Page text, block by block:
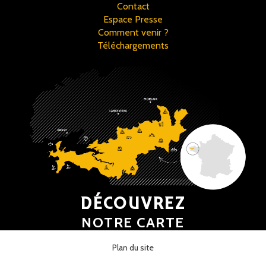
Contact
Espace Presse
Comment venir ?
Téléchargements
DÉCOUVREZ
NOTRE CARTE
Plan du site